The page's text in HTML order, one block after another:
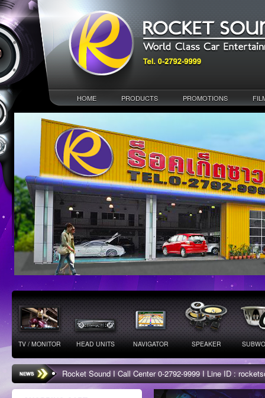
HOME PRODUCTS PROMOTIONS
TV / MONITOR HEAD UNITS NAVIGATOR SPEAKER
Rocket Sound I Call Center 0-2792-9999 I Line ID :